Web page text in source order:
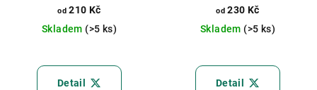
od 210 Kč
Skladem (>5 ks)
Detail
od 230 Kč
Skladem (>5 ks)
Detail